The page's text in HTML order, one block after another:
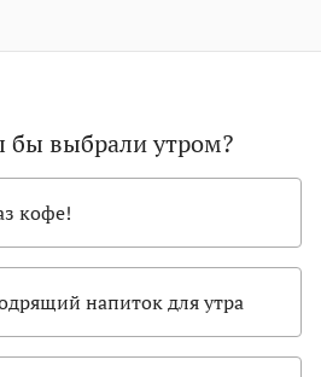
бы выбрали утром?
кофе!
напиток для утра